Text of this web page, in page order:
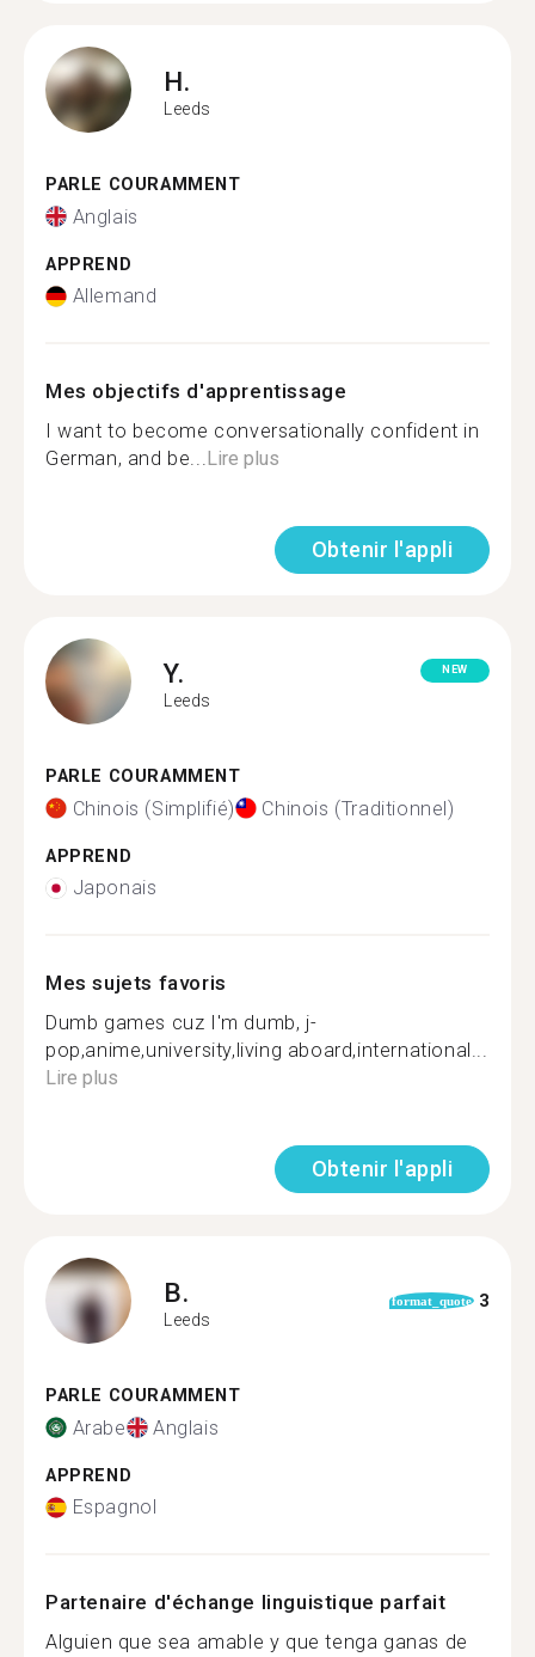
H.
Leeds
PARLE COURAMMENT
Anglais
APPREND
Allemand
Mes objectifs d'apprentissage
I want to become conversationally confident in
German, and be...Lire plus
Obtenir l'appli
Y.
Leeds
NEW
PARLE COURAMMENT
Chinois (Simplifié) Chinois (Traditionnel)
APPREND
Japonais
Mes sujets favoris
Dumb games cuz I'm dumb, j-
pop,anime,university,living aboard,international...
Lire plus
Obtenir l'appli
B.
Leeds
format_quote 3
PARLE COURAMMENT
Arabe Anglais
APPREND
Espagnol
Partenaire d'échange linguistique parfait
Alguien que sea amable y que tenga ganas de